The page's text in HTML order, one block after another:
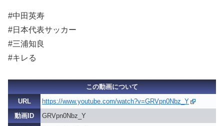
#中田英寿
#日本代表サッカー
#三浦知良
#キレる
この動画について
URL
https://www.youtube.com/watch?v=GRVpn0Nbz_Y
動画ID
GRVpn0Nbz_Y